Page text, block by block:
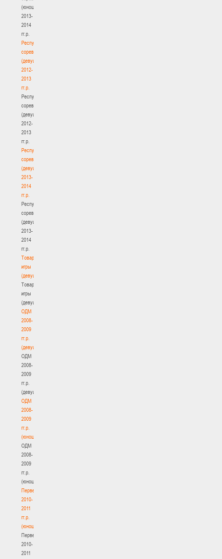
(юноши)
2013-
2014
гг.р.
Республиканские
соревнования
(девушки)
2012-
2013
гг.р.
Республиканские
соревнования
(девушки)
2012-
2013
гг.р.
Республиканские
соревнования
(девушки)
2013-
2014
гг.р.
Республиканские
соревнования
(девушки)
2013-
2014
гг.р.
Товарищеские
игры
(девушки)
Товарищеские
игры
(девушки)
ОДМ
2008-
2009
гг.р.
(девушки)
ОДМ
2008-
2009
гг.р.
(девушки)
ОДМ
2008-
2009
гг.р.
(юноши)
ОДМ
2008-
2009
гг.р.
(юноши)
Первенство
2010-
2011
гг.р.
(юноши)
Первенство
2010-
2011